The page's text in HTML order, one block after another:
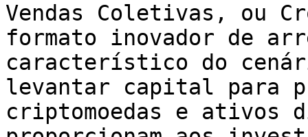
Vendas Coletivas, ou
formato inovador de
característico do
levantar capital para
criptomoedas e